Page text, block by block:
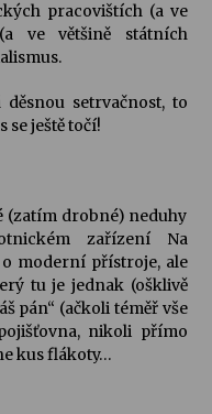
pracovištích (a ve
ve většině státních
setrvačnost, to
se ještě točí!
(zatím drobné) neduhy
zařízení Na
moderní přístroje, ale
tu je jednak (ošklivě
pán“ (ačkoli téměř vše
nikoli přímo
kus flákoty…